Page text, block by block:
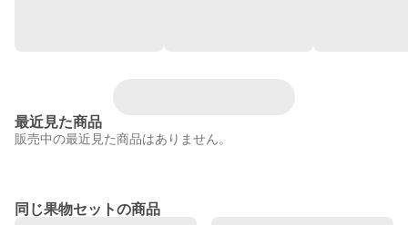
最近見た商品
販売中の最近見た商品はありません。
同じ果物セットの商品